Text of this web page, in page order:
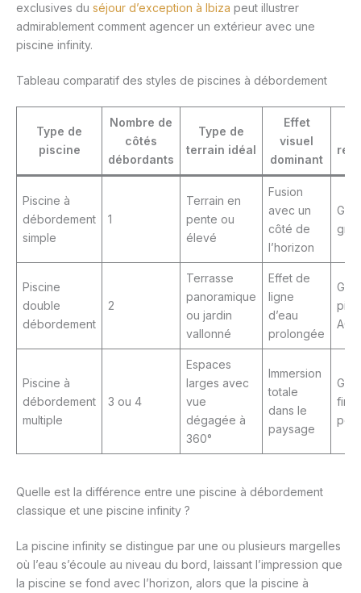
exclusives du séjour d’exception à Ibiza peut illustrer
admirablement comment agencer un extérieur avec une
piscine infinity.
Tableau comparatif des styles de piscines à débordement
Type de
piscine
Nombre de
côtés
débordants
Type de
terrain idéal
Effet
visuel
dominant
Piscine à
débordement
simple
1
Terrain en
pente ou
élevé
Fusion
avec un
côté de
l’horizon
Piscine
double
débordement
2
Terrasse
panoramique
ou jardin
vallonné
Effet de
ligne
d’eau
prolongée
Piscine à
débordement
multiple
3 ou 4
Espaces
larges avec
vue
dégagée à
360°
Immersion
totale
dans le
paysage
Quelle est la différence entre une piscine à débordement
classique et une piscine infinity ?
La piscine infinity se distingue par une ou plusieurs margelles
où l’eau s’écoule au niveau du bord, laissant l’impression que
la piscine se fond avec l’horizon, alors que la piscine à